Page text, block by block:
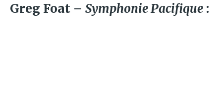
Greg Foat – Symphonie Pacifique :